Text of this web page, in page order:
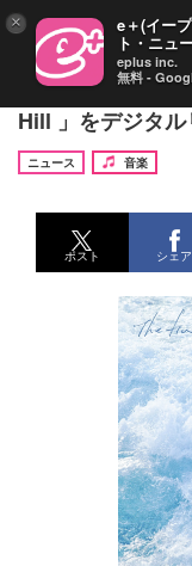
The fin. ロンド
Hill 」をデジタル
ニュース
音楽
ポスト シェア
× e＋(イー
ト・ニュ
eplus inc.
無料 -